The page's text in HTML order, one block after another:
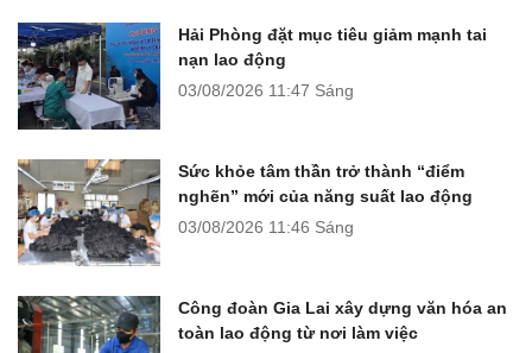
Hải Phòng đặt mục tiêu giảm mạnh tai
nạn lao động
03/08/2026 11:47 Sáng
Sức khỏe tâm thần trở thành “điểm
nghẽn” mới của năng suất lao động
03/08/2026 11:46 Sáng
Công đoàn Gia Lai xây dựng văn hóa an
toàn lao động từ nơi làm việc